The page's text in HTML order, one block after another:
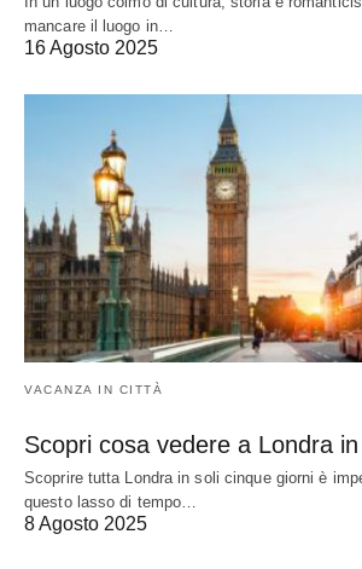
mancare il luogo in…
16 Agosto 2025
VACANZA IN CITTÀ
Scopri cosa vedere a Londra
Scoprire tutta Londra in soli cinque giorni è
questo lasso di tempo…
8 Agosto 2025